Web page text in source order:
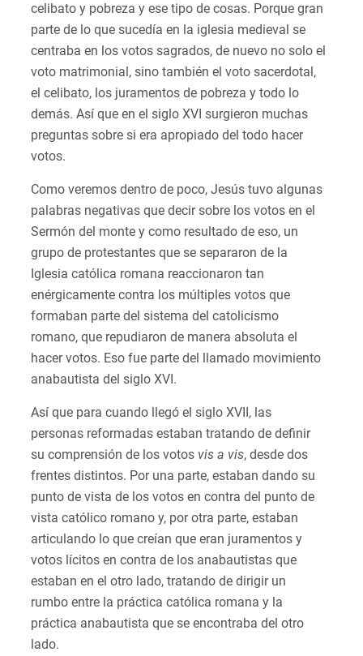
celibato y pobreza y ese tipo de cosas. Porque gran
parte de lo que sucedía en la iglesia medieval se
centraba en los votos sagrados, de nuevo no solo el
voto matrimonial, sino también el voto sacerdotal,
el celibato, los juramentos de pobreza y todo lo
demás. Así que en el siglo XVI surgieron muchas
preguntas sobre si era apropiado del todo hacer
votos.
Como veremos dentro de poco, Jesús tuvo algunas
palabras negativas que decir sobre los votos en el
Sermón del monte y como resultado de eso, un
grupo de protestantes que se separaron de la
Iglesia católica romana reaccionaron tan
enérgicamente contra los múltiples votos que
formaban parte del sistema del catolicismo
romano, que repudiaron de manera absoluta el
hacer votos. Eso fue parte del llamado movimiento
anabautista del siglo XVI.
Así que para cuando llegó el siglo XVII, las
personas reformadas estaban tratando de definir
su comprensión de los votos vis a vis, desde dos
frentes distintos. Por una parte, estaban dando su
punto de vista de los votos en contra del punto de
vista católico romano y, por otra parte, estaban
articulando lo que creían que eran juramentos y
votos lícitos en contra de los anabautistas que
estaban en el otro lado, tratando de dirigir un
rumbo entre la práctica católica romana y la
práctica anabautista que se encontraba del otro
lado.